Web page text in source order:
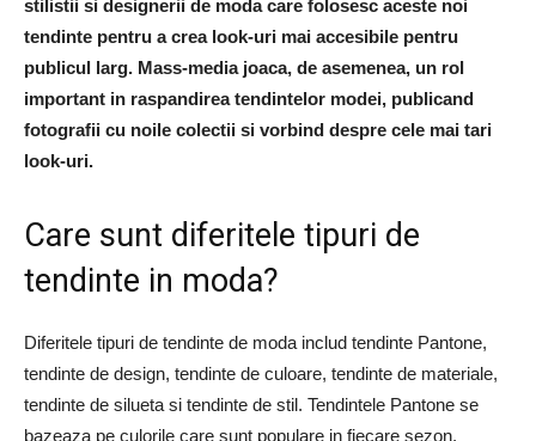
stilistii si designerii de moda care folosesc aceste noi
tendinte pentru a crea look-uri mai accesibile pentru
publicul larg. Mass-media joaca, de asemenea, un rol
important in raspandirea tendintelor modei, publicand
fotografii cu noile colectii si vorbind despre cele mai tari
look-uri.
Care sunt diferitele tipuri de
tendinte in moda?
Diferitele tipuri de tendinte de moda includ tendinte Pantone,
tendinte de design, tendinte de culoare, tendinte de materiale,
tendinte de silueta si tendinte de stil. Tendintele Pantone se
bazeaza pe culorile care sunt populare in fiecare sezon.